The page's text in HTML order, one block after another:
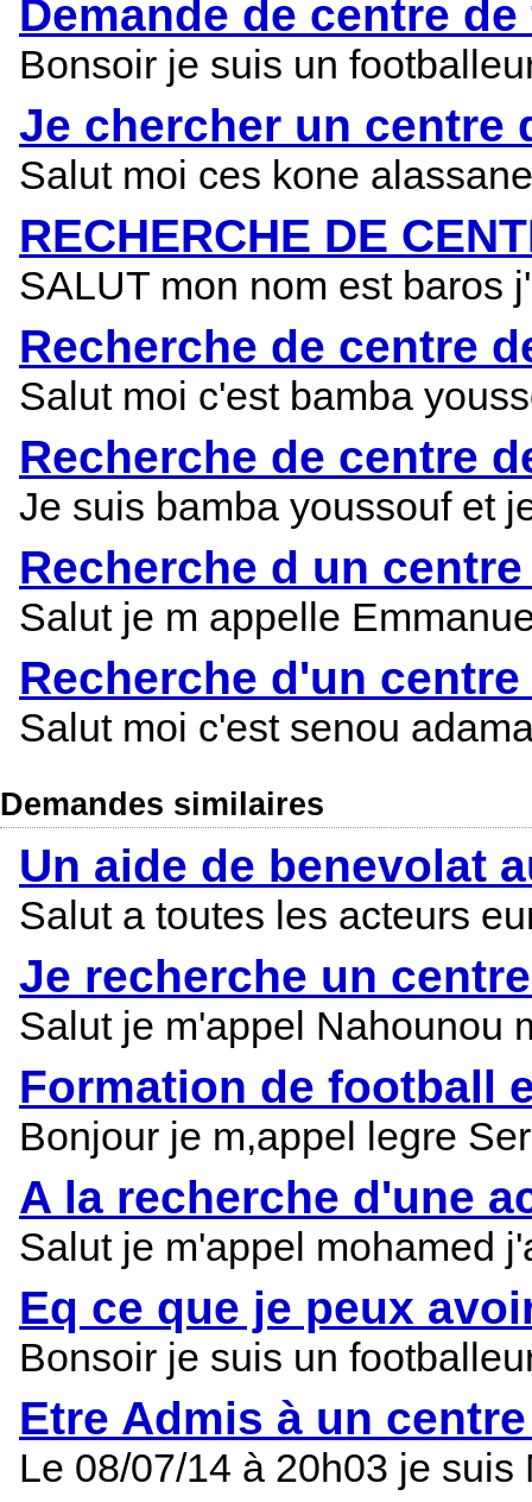
Demande de centre
Bonsoir je suis un
Je chercher un centre
Salut moi ces kone
RECHERCHE DE
SALUT mon nom est baros
Recherche de centre
Salut moi c'est bamba
Recherche de centre
Je suis bamba youssouf et
Recherche d un
Salut je m appelle
Recherche d'un
Salut moi c'est senou
Demandes similaires
Un aide de benevolat
Salut a toutes les acteurs
Je recherche un
Salut je m'appel Nahounou
Formation de football
Bonjour je m,appel legre
A la recherche d'une
Salut je m'appel mohamed
Eq ce que je peux
Bonsoir je suis un
Etre Admis à un
Le 08/07/14 à 20h03 je